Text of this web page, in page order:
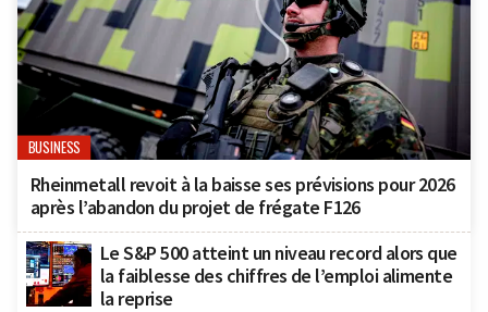
BUSINESS
Rheinmetall revoit à la baisse ses prévisions pour 2026
après l’abandon du projet de frégate F126
Le S&P 500 atteint un niveau record alors que
la faiblesse des chiffres de l’emploi alimente
la reprise